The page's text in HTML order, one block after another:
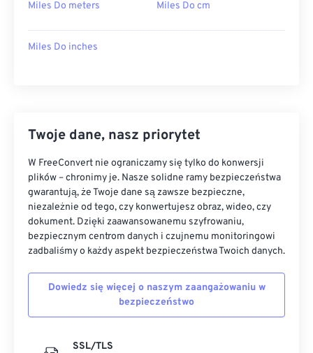
Miles Do meters Miles Do cm
Miles Do inches
Twoje dane, nasz priorytet
W FreeConvert nie ograniczamy się tylko do konwersji
plików – chronimy je. Nasze solidne ramy bezpieczeństwa
gwarantują, że Twoje dane są zawsze bezpieczne,
niezależnie od tego, czy konwertujesz obraz, wideo, czy
dokument. Dzięki zaawansowanemu szyfrowaniu,
bezpiecznym centrom danych i czujnemu monitoringowi
zadbaliśmy o każdy aspekt bezpieczeństwa Twoich danych.
Dowiedz się więcej o naszym zaangażowaniu w
bezpieczeństwo
SSL/TLS